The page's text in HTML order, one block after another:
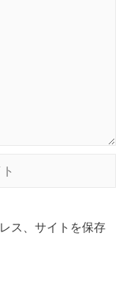
ス、サイトを保存